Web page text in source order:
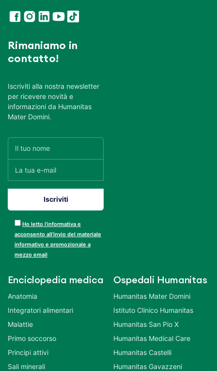
Rimaniamo in
contatto!
Iscriviti alla nostra newsletter
per ricevere novità e
informazioni da Humanitas
Mater Domini.
Ho letto l’informativa e
acconsento all’invio del materiale
informativo e promozionale a
mezzo email
Enciclopedia medica
Anatomia
Integratori alimentari
Malattie
Primo soccorso
Principi attivi
Sali minerali
Ospedali Humanitas
Humanitas Mater Domini
Istituto Clinico Humanitas
Humanitas San Pio X
Humanitas Medical Care
Humanitas Castelli
Humanitas Gavazzeni